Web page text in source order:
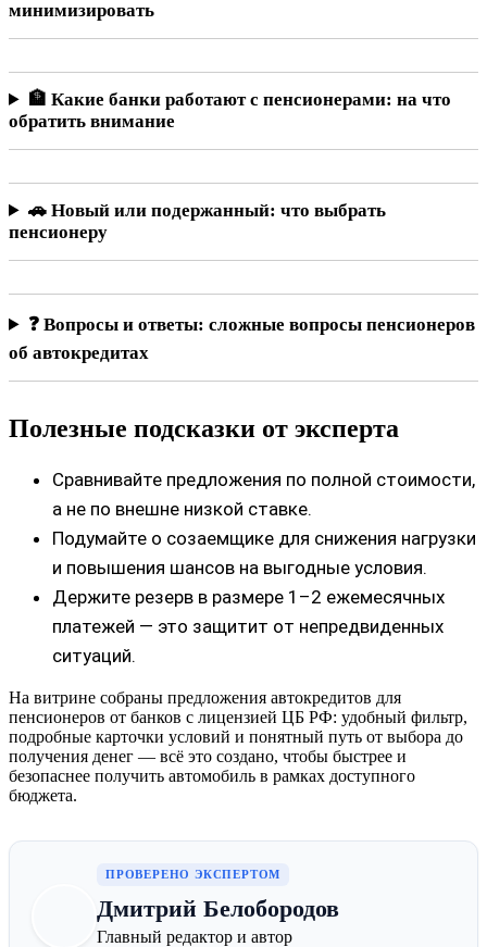
минимизировать
🏦 Какие банки работают с пенсионерами: на что
обратить внимание
🚗 Новый или подержанный: что выбрать
пенсионеру
❓ Вопросы и ответы: сложные вопросы пенсионеров
об автокредитах
Полезные подсказки от эксперта
Сравнивайте предложения по полной стоимости,
а не по внешне низкой ставке.
Подумайте о созаемщике для снижения нагрузки
и повышения шансов на выгодные условия.
Держите резерв в размере 1–2 ежемесячных
платежей — это защитит от непредвиденных
ситуаций.
На витрине собраны предложения автокредитов для
пенсионеров от банков с лицензией ЦБ РФ: удобный фильтр,
подробные карточки условий и понятный путь от выбора до
получения денег — всё это создано, чтобы быстрее и
безопаснее получить автомобиль в рамках доступного
бюджета.
ПРОВЕРЕНО ЭКСПЕРТОМ
Дмитрий Белобородов
Главный редактор и автор